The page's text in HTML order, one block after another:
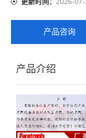
更新时间：
产品咨询
产品介绍